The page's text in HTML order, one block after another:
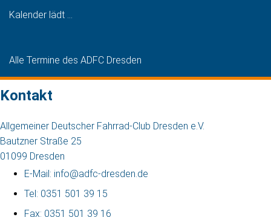
Kalender lädt ...
Alle Termine des ADFC Dresden
Kontakt
Allgemeiner Deutscher Fahrrad-Club Dresden e.V.
Bautzner Straße 25
01099 Dresden
E-Mail: info@adfc-dresden.de
Tel: 0351 501 39 15
Fax: 0351 501 39 16